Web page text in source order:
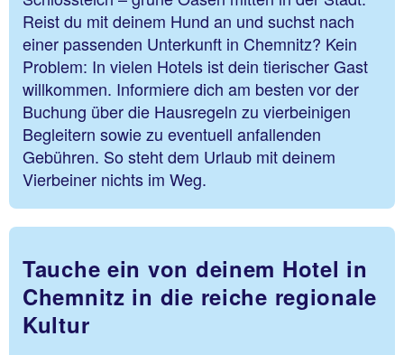
Reist du mit deinem Hund an und suchst nach
einer passenden Unterkunft in Chemnitz? Kein
Problem: In vielen Hotels ist dein tierischer Gast
willkommen. Informiere dich am besten vor der
Buchung über die Hausregeln zu vierbeinigen
Begleitern sowie zu eventuell anfallenden
Gebühren. So steht dem Urlaub mit deinem
Vierbeiner nichts im Weg.
Tauche ein von deinem Hotel in
Chemnitz in die reiche regionale
Kultur